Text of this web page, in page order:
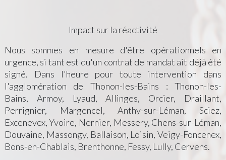
Impact sur la réactivité
Nous sommes en mesure d'être opérationnels en
urgence, si tant est qu'un contrat de mandat ait déjà été
signé. Dans l'heure pour toute intervention dans
l'agglomération de Thonon-les-Bains : Thonon-les-
Bains, Armoy, Lyaud, Allinges, Orcier, Draillant,
Perrignier, Margencel, Anthy-sur-Léman, Sciez,
Excenevex, Yvoire, Nernier, Messery, Chens-sur-Léman,
Douvaine, Massongy, Ballaison, Loisin, Veigy-Foncenex,
Bons-en-Chablais, Brenthonne, Fessy, Lully, Cervens.